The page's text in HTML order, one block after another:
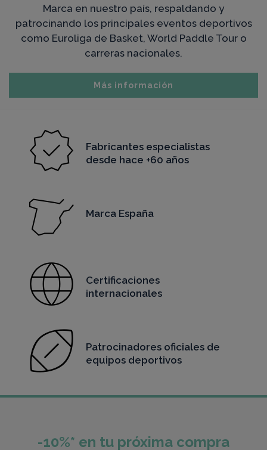
Marca en nuestro país, respaldando y
patrocinando los principales eventos deportivos
como Euroliga de Basket, World Paddle Tour o
carreras nacionales.
Más información
Fabricantes especialistas
desde hace +60 años
Marca España
Certificaciones
internacionales
Patrocinadores oficiales de
equipos deportivos
-10%* en tu próxima compra